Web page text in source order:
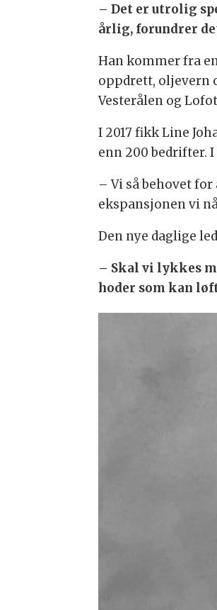
– Det er utrolig
årlig, forundrer
Han kommer fra
oppdrett, oljevern
Vesterålen og
I 2017 fikk Line
enn 200 bedrifter.
– Vi så behovet
ekspansjonen vi
Den nye daglige
– Skal vi lykkes
hoder som kan